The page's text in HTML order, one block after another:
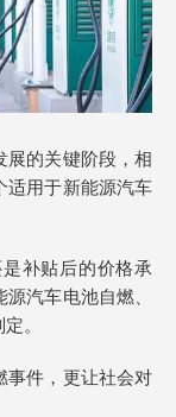
展的关键阶段，相
适用于新能源汽车
补贴后的价格承
汽车电池自燃、
。
事件，更让社会对